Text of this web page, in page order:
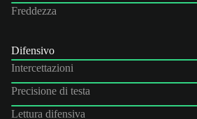
Freddezza
Difensivo
Intercettazioni
Precisione di testa
Lettura difensiva